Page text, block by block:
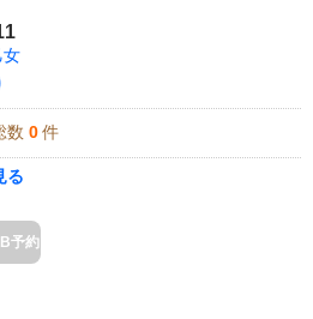
女
数 0 件
る
予約